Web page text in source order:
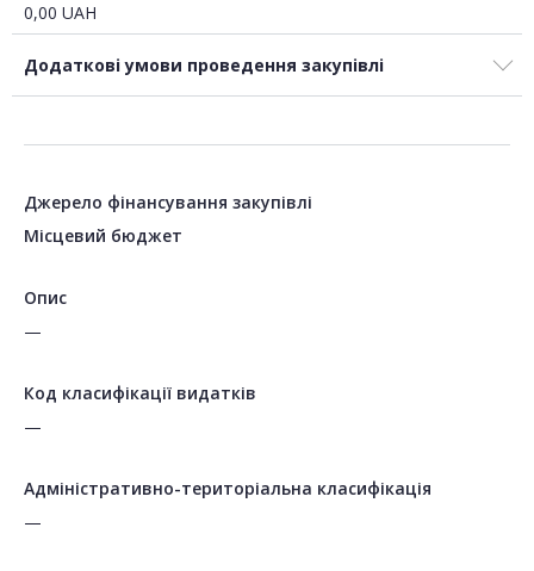
0,00 UAH
Додаткові умови проведення закупівлі
Джерело фінансування закупівлі
Місцевий бюджет
Опис
—
Код класифікації видатків
—
Адміністративно-територіальна класифікація
—